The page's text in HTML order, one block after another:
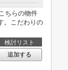
ちらの物件
。こだわりの
検討リスト
追加する